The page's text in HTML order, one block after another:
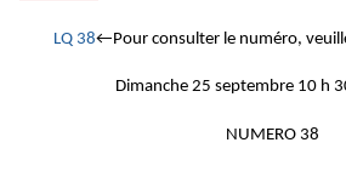
LQ 38←Pour consulter le numéro,
Dimanche 25 septembre 10 h
NUMERO 38